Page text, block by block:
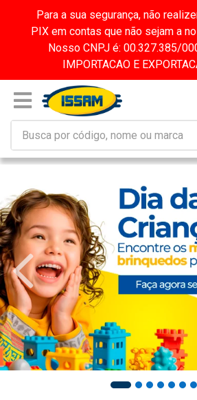
Para a sua segurança, não
PIX em contas que não sejam a
Nosso CNPJ é: 00.327.385/
IMPORTACAO E